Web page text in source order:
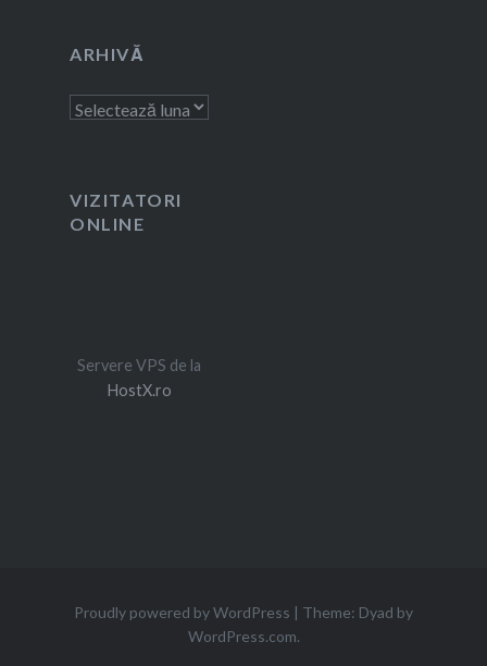
ARHIVĂ
Arhivă
VIZITATORI
ONLINE
Servere VPS de la
HostX.ro
Proudly powered by WordPress | Theme: Dyad by
WordPress.com.